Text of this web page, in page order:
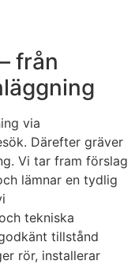
från
via
Därefter gräver
Vi tar fram förslag
lämnar en tydlig
tekniska
tillstånd
rör, installerar